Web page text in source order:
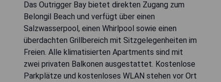
Das Outrigger Bay bietet direkten Zugang zum
Belongil Beach und verfügt über einen
Salzwasserpool, einen Whirlpool sowie einen
überdachten Grillbereich mit Sitzgelegenheiten im
Freien. Alle klimatisierten Apartments sind mit
zwei privaten Balkonen ausgestattet. Kostenlose
Parkplätze und kostenloses WLAN stehen vor Ort